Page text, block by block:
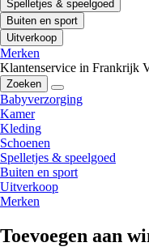
Spelletjes & speelgoed
Buiten en sport
Uitverkoop
Merken
Klantenservice in Frankrijk
Zoeken
Babyverzorging
Kamer
Kleding
Schoenen
Spelletjes & speelgoed
Buiten en sport
Uitverkoop
Merken
Toevoegen aan